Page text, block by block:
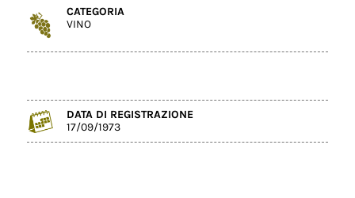
CATEGORIA
VINO
DATA DI REGISTRAZIONE
17/09/1973